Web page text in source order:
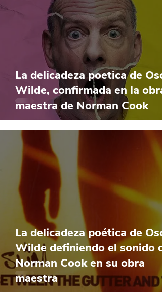
La delicadeza poetica de
Wilde, confirmada en la obra
maestra de Norman Cook
La delicadeza poética de
Wilde definiendo el sonido
Norman Cook en su obra
maestra